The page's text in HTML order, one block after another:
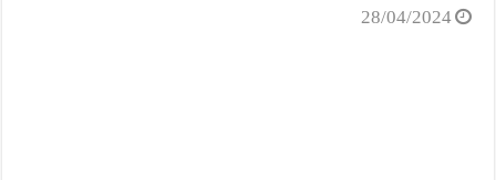
28/04/2024